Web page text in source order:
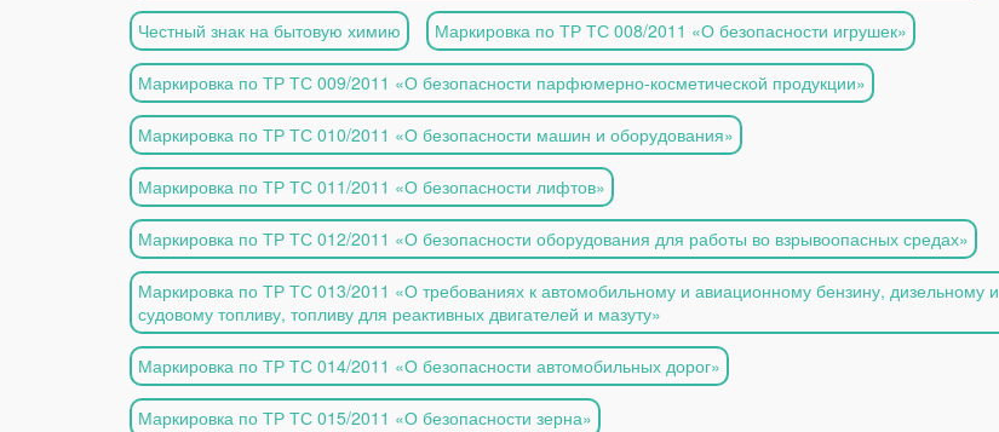
Честный знак на бытовую химию Маркировка по ТР ТС 008/2011 «О безопасности игрушек»
Маркировка по ТР ТС 009/2011 «О безопасности парфюмерно-косметической продукции»
Маркировка по ТР ТС 010/2011 «О безопасности машин и оборудования»
Маркировка по ТР ТС 011/2011 «О безопасности лифтов»
Маркировка по ТР ТС 012/2011 «О безопасности оборудования для работы во взрывоопасных средах»
Маркировка по ТР ТС 013/2011 «О требованиях к автомобильному и авиационному бензину, дизельному и
судовому топливу, топливу для реактивных двигателей и мазуту»
Маркировка по ТР ТС 014/2011 «О безопасности автомобильных дорог»
Маркировка по ТР ТС 015/2011 «О безопасности зерна»